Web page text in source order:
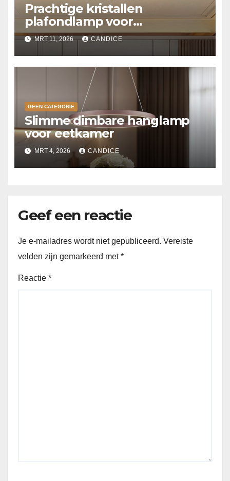
Prachtige kristallen
plafondlamp voor
slaapkamer
MRT 11, 2026 CANDICE
GEEN CATEGORIE
Slimme dimbare hanglamp
voor eetkamer
MRT 4, 2026 CANDICE
Geef een reactie
Je e-mailadres wordt niet gepubliceerd. Vereiste
velden zijn gemarkeerd met*
Reactie *